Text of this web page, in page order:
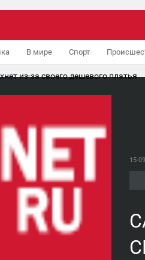
В мире Спорт
из-за своего дешевого платья
15-